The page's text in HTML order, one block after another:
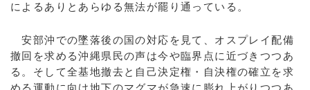
によるありとあらゆる無法が罷り通っている。
安部沖での墜落後の国の対応を見て、オスプレイ配備
撤回を求める沖縄県民の声は今や臨界点に近づきつつあ
る。そして全基地撤去と自己決定権・自決権の確立を求
める運動に向け地下のマグマが急速に膨れ上がりつつあ